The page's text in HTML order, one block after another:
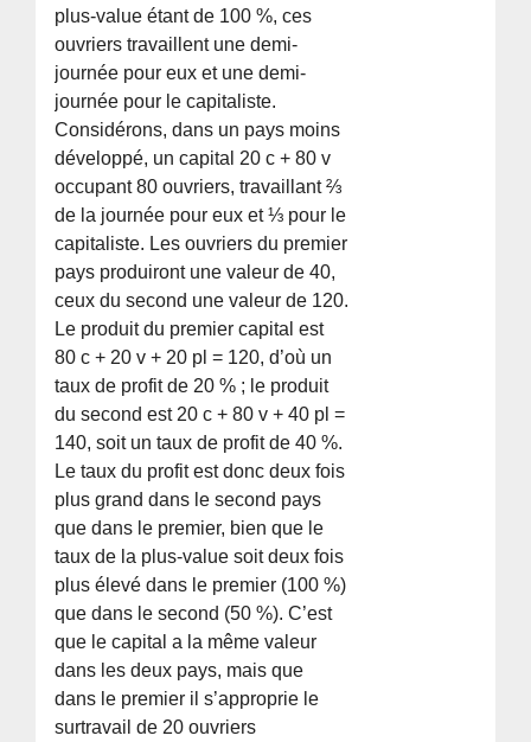
plus-value étant de 100 %, ces
ouvriers travaillent une demi-
journée pour eux et une demi-
journée pour le capitaliste.
Considérons, dans un pays moins
développé, un capital 20 c + 80 v
occupant 80 ouvriers, travaillant ⅔
de la journée pour eux et ⅓ pour le
capitaliste. Les ouvriers du premier
pays produiront une valeur de 40,
ceux du second une valeur de 120.
Le produit du premier capital est
80 c + 20 v + 20 pl = 120, d’où un
taux de profit de 20 % ; le produit
du second est 20 c + 80 v + 40 pl =
140, soit un taux de profit de 40 %.
Le taux du profit est donc deux fois
plus grand dans le second pays
que dans le premier, bien que le
taux de la plus-value soit deux fois
plus élevé dans le premier (100 %)
que dans le second (50 %). C’est
que le capital a la même valeur
dans les deux pays, mais que
dans le premier il s’approprie le
surtravail de 20 ouvriers